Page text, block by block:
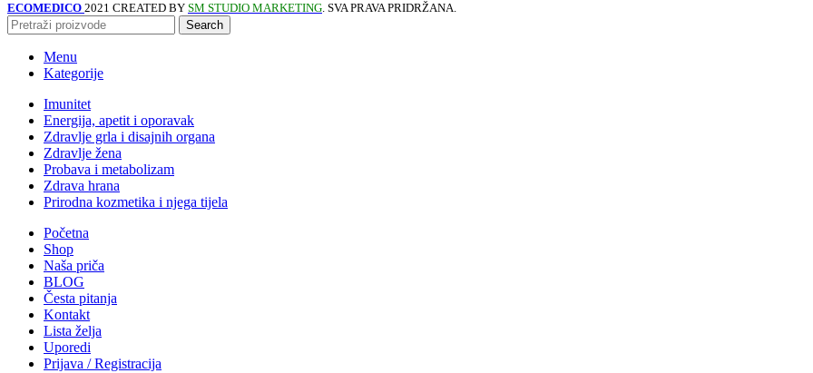
ECOMEDICO 2021 CREATED BY SM STUDIO MARKETING. SVA PRAVA PRIDRŽANA.
Search
Menu
Kategorije
Imunitet
Energija, apetit i oporavak
Zdravlje grla i disajnih organa
Zdravlje žena
Probava i metabolizam
Zdrava hrana
Prirodna kozmetika i njega tijela
Početna
Shop
Naša priča
BLOG
Česta pitanja
Kontakt
Lista želja
Uporedi
Prijava / Registracija